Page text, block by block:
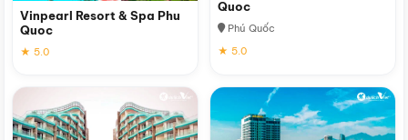
Vinpearl Resort & Spa Phu
Quoc
★ 5.0
Quoc
Phú Quốc
★ 5.0